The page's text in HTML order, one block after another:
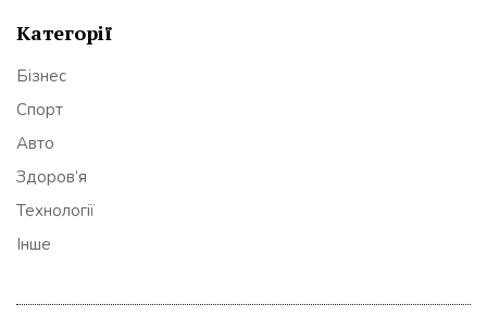
Категорії
Бізнес
Спорт
Авто
Здоров’я
Технології
Інше